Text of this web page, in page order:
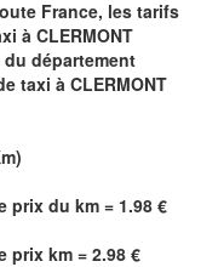
France, les tarifs
à CLERMONT
département
taxi à CLERMONT
prix du km = 1.98 €
prix km = 2.98 €